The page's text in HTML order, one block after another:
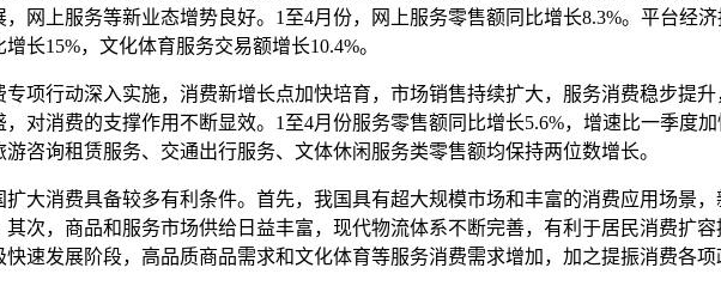
网上服务等新业态增势良好。1至4月份，网上服务零售额同比增长8.3%。平台经
长15%，文化体育服务交易额增长10.4%。
行动深入实施，消费新增长点加快培育，市场销售持续扩大，服务消费稳步提升
对消费的支撑作用不断显效。1至4月份服务零售额同比增长5.6%，增速比一季度
咨询租赁服务、交通出行服务、文体休闲服务类零售额均保持两位数增长。
消费具备较多有利条件。首先，我国具有超大规模市场和丰富的消费应用场景，
次，商品和服务市场供给日益丰富，现代物流体系不断完善，有利于居民消费扩
速发展阶段，高品质商品需求和文化体育等服务消费需求增加，加之提振消费各项